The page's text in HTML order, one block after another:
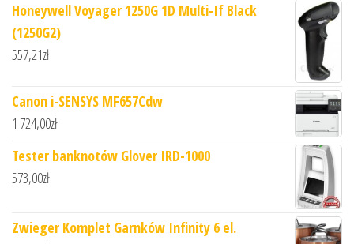
Honeywell Voyager 1250G 1D Multi-If Black
(1250G2)
557,21zł
Canon i-SENSYS MF657Cdw
1 724,00zł
Tester banknotów Glover IRD-1000
573,00zł
Zwieger Komplet Garnków Infinity 6 el.